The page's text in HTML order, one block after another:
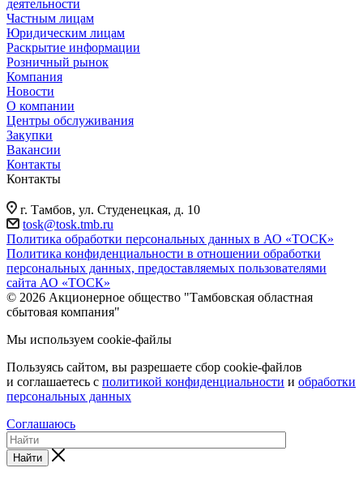
деятельности
Частным лицам
Юридическим лицам
Раскрытие информации
Розничный рынок
Компания
Новости
О компании
Центры обслуживания
Закупки
Вакансии
Контакты
Контакты
г. Тамбов, ул. Студенецкая, д. 10
tosk@tosk.tmb.ru
Политика обработки персональных данных в АО «ТОСК»
Политика конфиденциальности в отношении обработки
персональных данных, предоставляемых пользователями
сайта АО «ТОСК»
© 2026 Акционерное общество "Тамбовская областная
сбытовая компания"
Мы используем cookie-файлы
Пользуясь сайтом, вы разрешаете сбор cookie-файлов
и соглашаетесь с политикой конфиденциальности и обработки
персональных данных
Соглашаюсь
Найти